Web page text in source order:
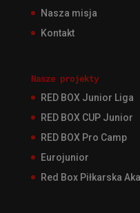
Nasza misja
Kontakt
Nasze projekty
RED BOX Junior Liga
RED BOX CUP Junior
RED BOX Pro Camp
Eurojunior
Red Box Piłkarska